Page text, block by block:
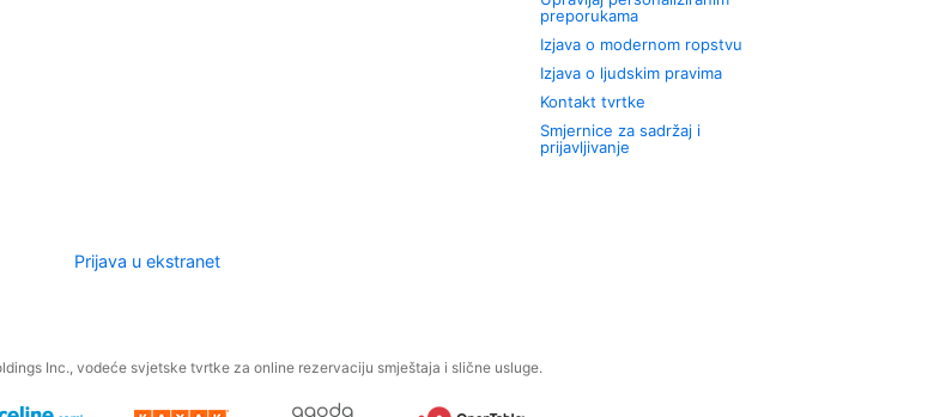
preporukama
Izjava o modernom ropstvu
Izjava o ljudskim pravima
Kontakt tvrtke
Smjernice za sadržaj i
prijavljivanje
Prijava u ekstranet
Inc., vodeće svjetske tvrtke za online rezervaciju smještaja i slične usluge.